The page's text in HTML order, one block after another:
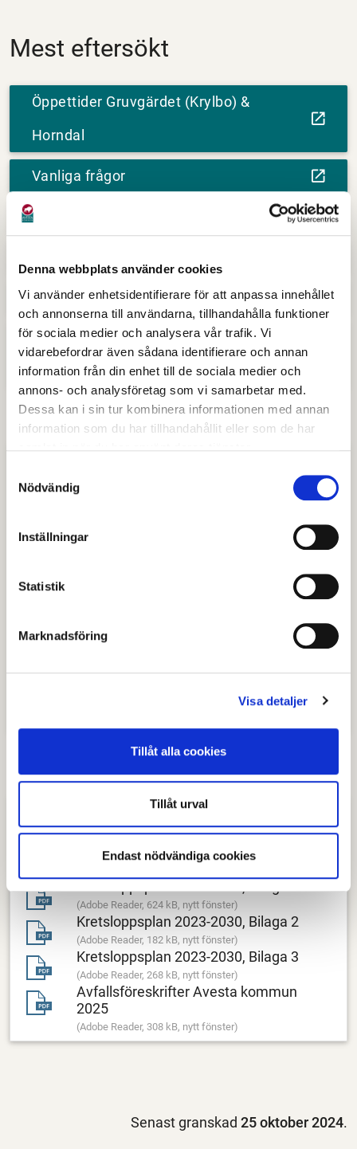
Denna webbplats använder cookies
Vi använder enhetsidentifierare för att anpassa innehållet
och annonserna till användarna, tillhandahålla funktioner
för sociala medier och analysera vår trafik. Vi
vidarebefordrar även sådana identifierare och annan
information från din enhet till de sociala medier och
annons- och analysföretag som vi samarbetar med.
Dessa kan i sin tur kombinera informationen med annan
information som du har tillhandahållit eller som de har
Nödvändig
Inställningar
Statistik
Marknadsföring
Visa detaljer
Tillåt alla cookies
Tillåt urval
Endast nödvändiga cookies
Mest eftersökt
Öppettider Gruvgärdet (Krylbo) &
Horndal
Vanliga frågor
Sortera rätt
Felanmälan och synpunkter
Hitta din närmaste ÅVS på
Avestavatten.se
Avfallstaxa inkl. slam
Hämtningsschema avfall 2026
Matavfall
Förpackningsavfall från verksamheter
Återvinningsstationer privatpersoner
Antagen kretsloppsplan 2023-2030
(Adobe Reader, 624 kB, nytt fönster)
Kretsloppsplan 2023-2030, Bilaga 2
(Adobe Reader, 182 kB, nytt fönster)
Kretsloppsplan 2023-2030, Bilaga 3
(Adobe Reader, 268 kB, nytt fönster)
Avfallsföreskrifter Avesta kommun
2025
(Adobe Reader, 308 kB, nytt fönster)
Senast granskad25 oktober 2024.